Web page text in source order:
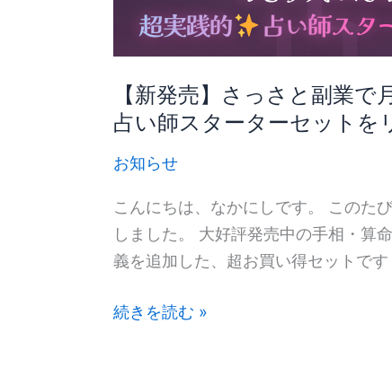
【新発売】さっさと副業
占い師スターターセットを
お知らせ
こんにちは、なかにしです。 このた
しました。 大好評発売中の手相・算
義を追加した、超お買い得セットで
月
万
円
を
め
す
続きを読む »